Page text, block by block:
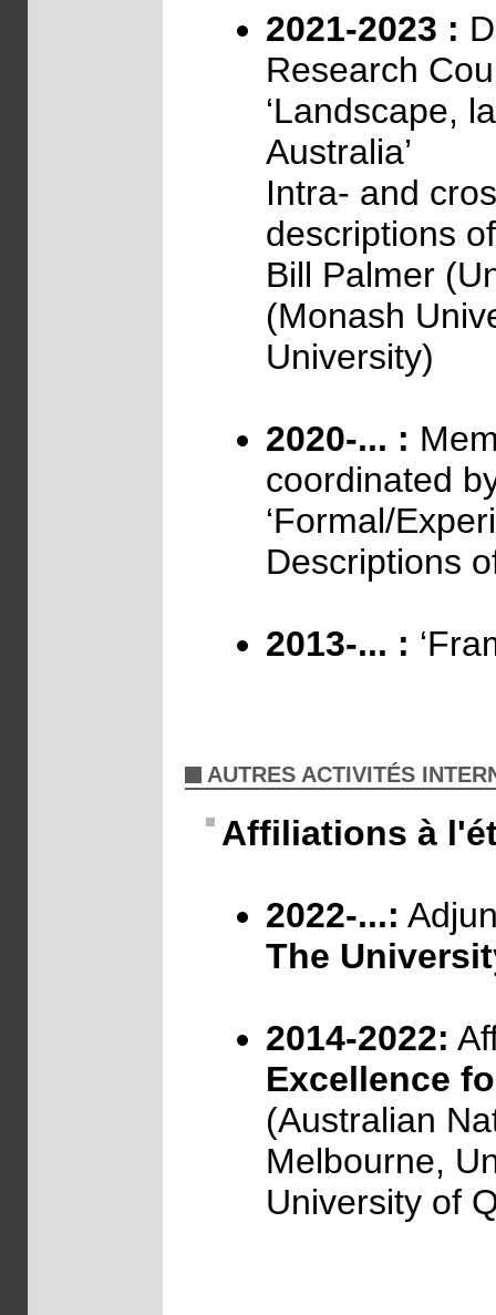
2021-2023 :
Research
‘Landscape,
Australia’
Intra- and
descriptions
Bill Palmer
(Monash
University)
2020-... :
coordinated
‘Formal/
Descriptions
2013-... :
AUTRES ACTIVITÉS
Affiliations à
2022-...:
The
2014-2022:
Excellence
(Australian
Melbourne,
University of